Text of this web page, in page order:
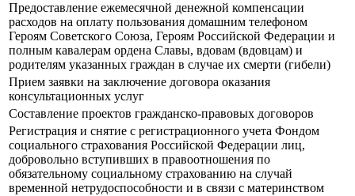
Предоставление ежемесячной денежной компенсации
расходов на оплату пользования домашним телефоном
Героям Советского Союза, Героям Российской Федерации и
полным кавалерам ордена Славы, вдовам (вдовцам) и
родителям указанных граждан в случае их смерти (гибели)
Прием заявки на заключение договора оказания
консультационных услуг
Составление проектов гражданско-правовых договоров
Регистрация и снятие с регистрационного учета Фондом
социального страхования Российской Федерации лиц,
добровольно вступивших в правоотношения по
обязательному социальному страхованию на случай
временной нетрудоспособности и в связи с материнством